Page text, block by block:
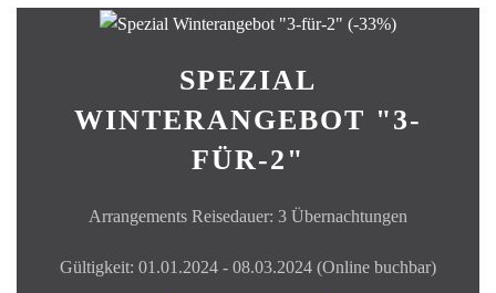
SPEZIAL
WINTERANGEBOT "3-
FÜR-2"
Arrangements Reisedauer: 3 Übernachtungen
Gültigkeit: 01.01.2024 - 08.03.2024 (Online buchbar)